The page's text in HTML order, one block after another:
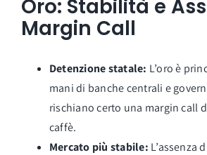
Oro: Stabilità e
Margin Call
Detenzione statale: L’oro è
mani di banche centrali e
rischiano certo una margin call
caffè.
Mercato più stabile: L’assenza